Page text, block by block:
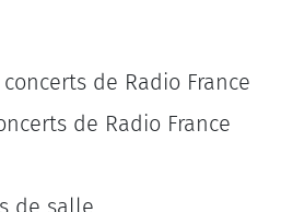
de Radio France
de Radio France
de salle